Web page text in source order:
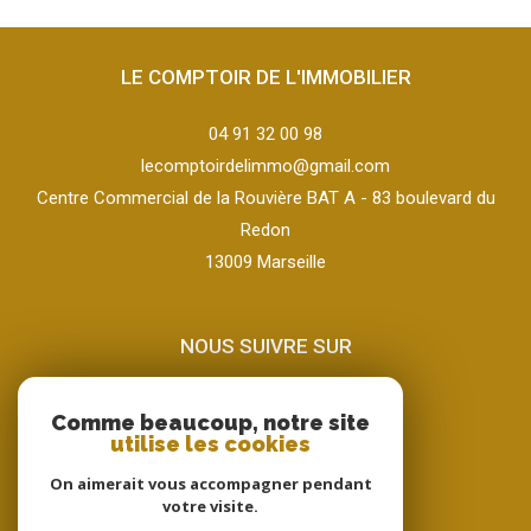
LE COMPTOIR DE L'IMMOBILIER
04 91 32 00 98
lecomptoirdelimmo@gmail.com
Centre Commercial de la Rouvière BAT A - 83 boulevard du
Redon
13009
marseille
NOUS SUIVRE SUR
Comme beaucoup, notre site
utilise les cookies
On aimerait vous accompagner pendant
votre visite.